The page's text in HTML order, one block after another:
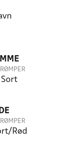
Sort
Rød